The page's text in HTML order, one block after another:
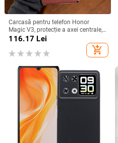
Carcasă pentru telefon Honor
Magic V3, protecție a axei centrale,
noul model Magic V5, husă ușoară
electroplacare, anti-cădere
116.17 Lei
add_shopping_cart